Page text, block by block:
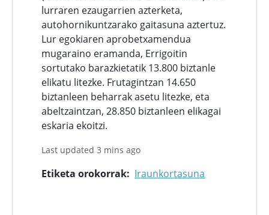
lurraren ezaugarrien azterketa,
autohornikuntzarako gaitasuna aztertuz.
Lur egokiaren aprobetxamendua
mugaraino eramanda, Errigoitin
sortutako barazkietatik 13.800 biztanle
elikatu litezke. Frutagintzan 14.650
biztanleen beharrak asetu litezke, eta
abeltzaintzan, 28.850 biztanleen elikagai
eskaria ekoitzi.
Last updated 3 mins ago
Etiketa orokorrak Iraunkortasuna